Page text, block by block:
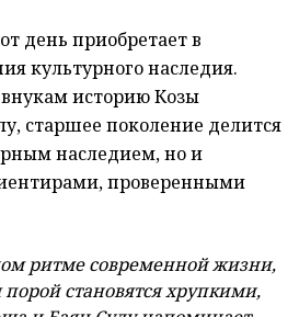
день приобретает в
культурного наследия.
историю Козы
старшее поколение делится
наследием, но и
проверенными
ритме современной жизни,
становятся хрупкими,